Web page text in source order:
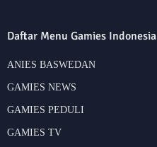
Daftar Menu Gamies Indonesia
ANIES BASWEDAN
GAMIES NEWS
GAMIES PEDULI
GAMIES TV